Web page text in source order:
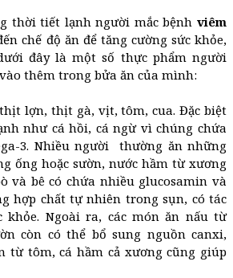
thời tiết lạnh người mắc bệnh viêm
chế độ ăn để tăng cường sức khỏe,
đây là một số thực phẩm người
thêm trong bửa ăn của mình:
lợn, thịt gà, vịt, tôm, cua. Đặc biệt
như cá hồi, cá ngừ vì chúng chứa
3. Nhiều người thường ăn những
ống hoặc sườn, nước hầm từ xương
và bê có chứa nhiều glucosamin và
hợp chất tự nhiên trong sụn, có tác
khỏe. Ngoài ra, các món ăn nấu từ
còn có thể bổ sung nguồn canxi,
từ tôm, cá hầm cả xương cũng giúp